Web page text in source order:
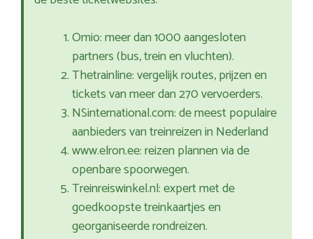
Omio: meer dan 1000 aangesloten
partners (bus, trein en vluchten).
Thetrainline: vergelijk routes, prijzen en
tickets van meer dan 270 vervoerders.
NSinternational.com: de meest populaire
aanbieders van treinreizen in Nederland
www.elron.ee: reizen plannen via de
openbare spoorwegen.
Treinreiswinkel.nl: expert met de
goedkoopste treinkaartjes en
georganiseerde rondreizen.